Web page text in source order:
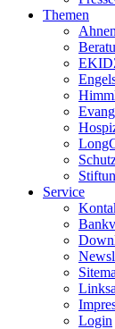
Themen
Service
Login